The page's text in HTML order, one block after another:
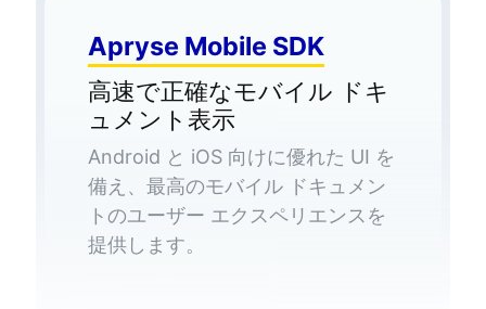
Apryse Mobile SDK
高速で正確なモバイル ドキ
ュメント表示
Android と iOS 向けに優れた UI を
備え、最高のモバイル ドキュメン
トのユーザー エクスペリエンスを
提供します。